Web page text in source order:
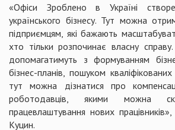
«Офіси Зроблено в Україні
українського бізнесу. Тут можна
підприємцям, які бажають
хто тільки розпочинає власну
допомагатимуть з формуванням
бізнес-планів, пошуком
тут можна дізнатися про
роботодавців, якими можна
працевлаштування нових
Куцин.